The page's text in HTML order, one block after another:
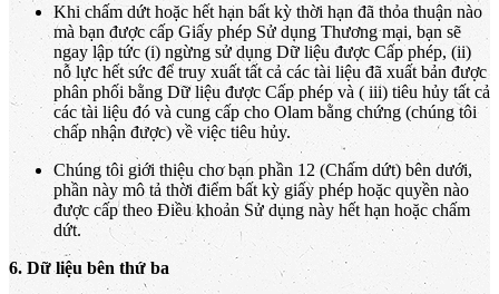
Khi chấm dứt hoặc hết hạn bất kỳ thời hạn đã thỏa thuận nào
mà bạn được cấp Giấy phép Sử dụng Thương mại, bạn sẽ
ngay lập tức (i) ngừng sử dụng Dữ liệu được Cấp phép, (ii)
nỗ lực hết sức để truy xuất tất cả các tài liệu đã xuất bản được
phân phối bằng Dữ liệu được Cấp phép và ( iii) tiêu hủy tất cả
các tài liệu đó và cung cấp cho Olam bằng chứng (chúng tôi
chấp nhận được) về việc tiêu hủy.
Chúng tôi giới thiệu cho bạn phần 12 (Chấm dứt) bên dưới,
phần này mô tả thời điểm bất kỳ giấy phép hoặc quyền nào
được cấp theo Điều khoản Sử dụng này hết hạn hoặc chấm
dứt.
6. Dữ liệu bên thứ ba